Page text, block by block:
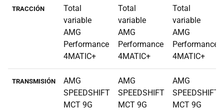
TRACCIÓN
Total
variable
AMG
Performance
4MATIC+
Total
variable
AMG
Performance
4MATIC+
Total
variable
AMG
Performance
4MATIC+
TRANSMISIÓN
AMG
SPEEDSHIFT
MCT 9G
AMG
SPEEDSHIFT
MCT 9G
AMG
SPEEDSHIFT
MCT 9G